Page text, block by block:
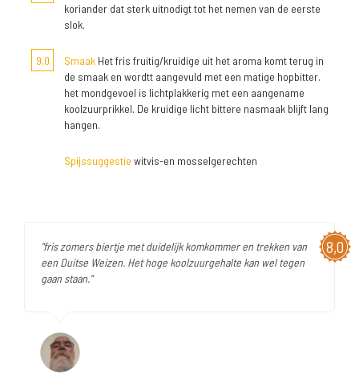
koriander dat sterk uitnodigt tot het nemen van de eerste
slok.
9,0 Smaak Het fris fruitig/kruidige uit het aroma komt terug in
de smaak en wordtt aangevuld met een matige hopbitter.
het mondgevoel is lichtplakkerig met een aangename
koolzuurprikkel. De kruidige licht bittere nasmaak blijft lang
hangen.
Spijssuggestie witvis-en mosselgerechten
8,0
"fris zomers biertje met duidelijk komkommer en trekken van
een Duitse Weizen. Het hoge koolzuurgehalte kan wel tegen
gaan staan."